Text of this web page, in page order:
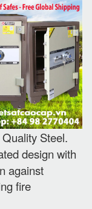
Steel.
design with
against
fire